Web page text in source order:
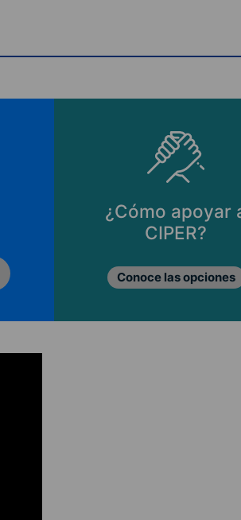
¿Cómo apoyar
CIPER?
Conoce las opciones